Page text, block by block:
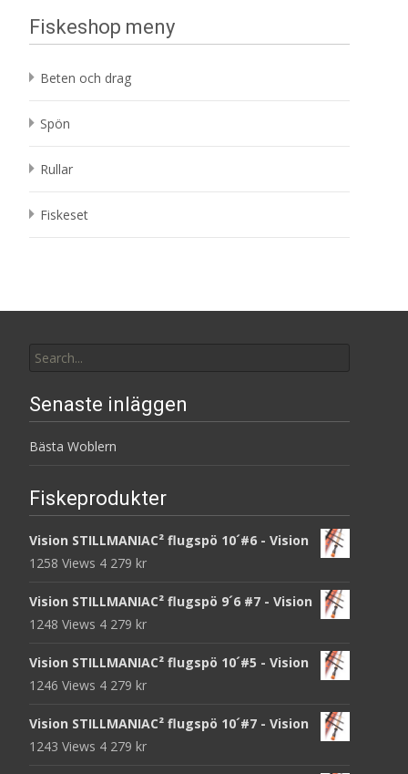
Fiskeshop meny
Beten och drag
Spön
Rullar
Fiskeset
for:
Senaste inläggen
Bästa Woblern
Fiskeprodukter
Vision STILLMANIAC² flugspö 10´#6 - Vision
1258 Views 4 279 kr
Vision STILLMANIAC² flugspö 9´6 #7 - Vision
1248 Views 4 279 kr
Vision STILLMANIAC² flugspö 10´#5 - Vision
1246 Views 4 279 kr
Vision STILLMANIAC² flugspö 10´#7 - Vision
1243 Views 4 279 kr